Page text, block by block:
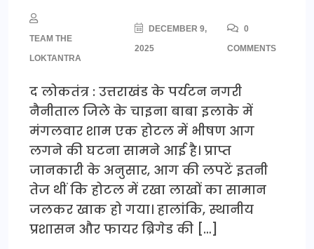
TEAM THE
LOKTANTRA
DECEMBER 9,
2025
0
COMMENTS
द लोकतंत्र : उत्तराखंड के पर्यटन नगरी
नैनीताल जिले के चाइना बाबा इलाके में
मंगलवार शाम एक होटल में भीषण आग
लगने की घटना सामने आई है। प्राप्त
जानकारी के अनुसार, आग की लपटें इतनी
तेज थीं कि होटल में रखा लाखों का सामान
जलकर खाक हो गया। हालांकि, स्थानीय
प्रशासन और फायर ब्रिगेड की […]